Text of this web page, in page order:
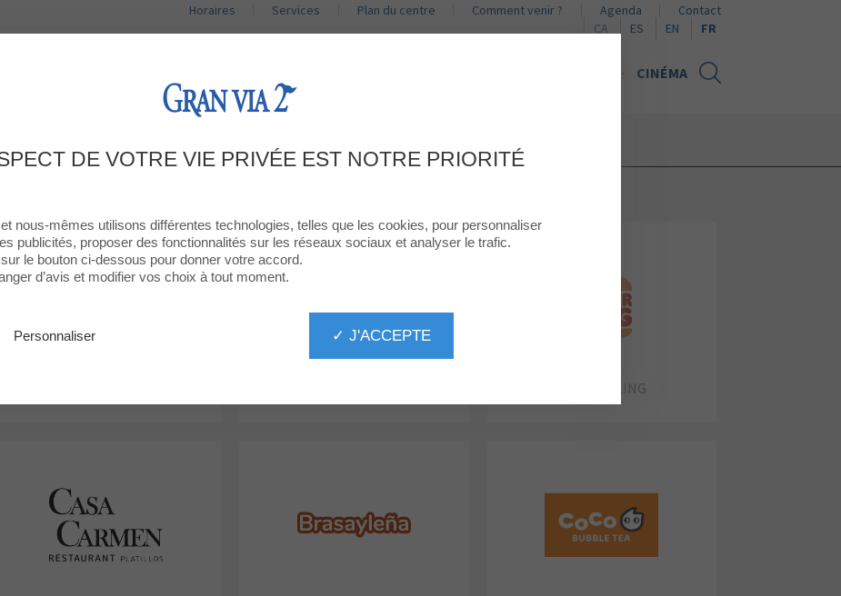
CINÉMA
Horaires Services Plan du centre Comment venir ? Agenda
Contact
CA Naviguer en català
ES Naviguer en español
EN Browse in English
FR
NOS RESTAURANTS
BURGER KING
DE VOTRE VIE PRIVÉE EST NOTRE PRIORITÉ
nous-mêmes utilisons différentes technologies, telles que les cookies, pour personnaliser
publicités, proposer des fonctionnalités sur les réseaux sociaux et analyser le trafic.
le bouton ci-dessous pour donner votre accord.
d’avis et modifier vos choix à tout moment.
✓ J'ACCEPTE
Personnaliser